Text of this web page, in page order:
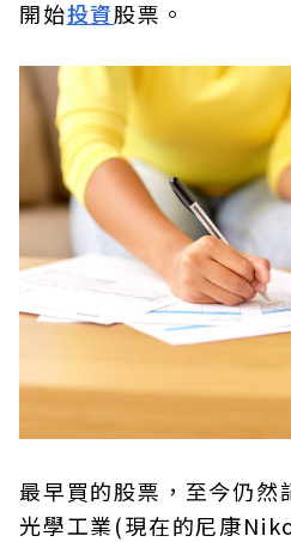
開始投資股票。
最早買的股票，至今仍然
光學工業(現在的尼康